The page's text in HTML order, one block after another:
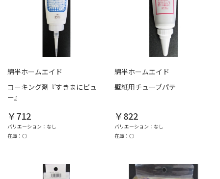
綿半ホームエイド
コーキング剤『すきまにピュ
ー』
￥712
バリエーション：なし
在庫：○
綿半ホームエイド
壁紙用チューブパテ
￥822
バリエーション：なし
在庫：○